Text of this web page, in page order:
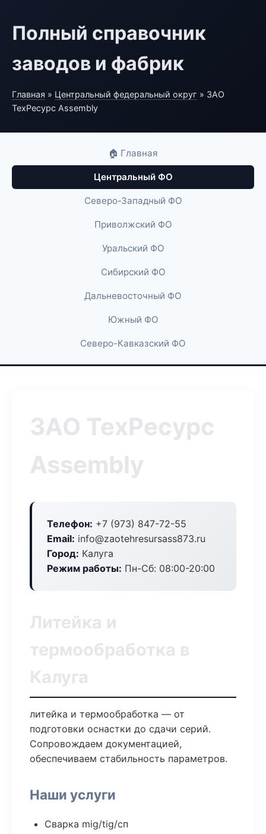
Полный справочник
заводов и фабрик
Главная » Центральный федеральный округ » ЗАО
ТехРесурс Assembly
🏠 Главная
Центральный ФО
Северо-Западный ФО
Приволжский ФО
Уральский ФО
Сибирский ФО
Дальневосточный ФО
Южный ФО
Северо-Кавказский ФО
ЗАО ТехРесурс
Assembly
Телефон: +7 (973) 847-72-55
Email: info@zaotehresursass873.ru
Город: Калуга
Режим работы: Пн-Сб: 08:00-20:00
Литейка и
термообработка в
Калуга
литейка и термообработка — от
подготовки оснастки до сдачи серий.
Сопровождаем документацией,
обеспечиваем стабильность параметров.
Наши услуги
Сварка mig/tig/сп